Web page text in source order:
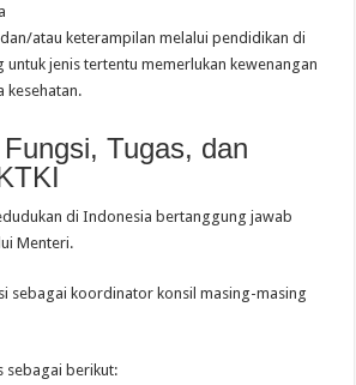
atau keterampilan melalui pendidikan di
untuk jenis tertentu memerlukan kewenangan
kesehatan.
Tugas, dan
di Indonesia bertanggung jawab
Menteri.
sebagai koordinator konsil masing-masing
sebagai berikut: